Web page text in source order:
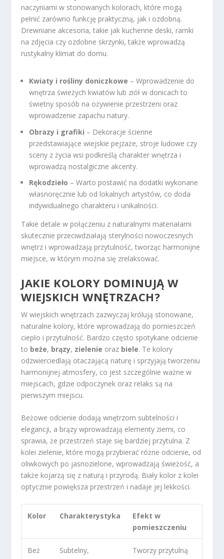
naczyniami w stonowanych kolorach, które mogą
pełnić zarówno funkcję praktyczną, jak i ozdobną.
Drewniane akcesoria, takie jak kuchenne deski, ramki
na zdjęcia czy ozdobne skrzynki, także wprowadzą
rustykalny klimat do domu.
Kwiaty i rośliny doniczkowe – Wprowadzenie do
wnętrza świeżych kwiatów lub ziół w donicach to
świetny sposób na ożywienie przestrzeni oraz
wprowadzenie zapachu natury.
Obrazy i grafiki – Dekoracje ścienne
przedstawiające wiejskie pejzaże, stroje ludowe czy
sceny z życia wsi podkreślą charakter wnętrza i
wprowadzą nostalgiczne akcenty.
Rękodzieło – Warto postawić na dodatki wykonane
własnoręcznie lub od lokalnych artystów, co doda
indywidualnego charakteru i unikalności.
Takie detale w połączeniu z naturalnymi materiałami
skutecznie przeciwdziałają sterylności nowoczesnych
wnętrz i wprowadzają przytulność, tworząc harmonijne
miejsce, w którym można się zrelaksować.
JAKIE KOLORY DOMINUJĄ W
WIEJSKICH WNĘTRZACH?
W wiejskich wnętrzach zazwyczaj królują stonowane,
naturalne kolory, które wprowadzają do pomieszczeń
ciepło i przytulność. Bardzo często spotykane odcienie
to beże, brązy, zielenie oraz biele. Te kolory
odzwierciedlają otaczającą naturę i sprzyjają tworzeniu
harmonijnej atmosfery, co jest szczególnie ważne w
miejscach, gdzie odpoczynek oraz relaks są na
pierwszym miejscu.
Beżowe odcienie dodają wnętrzom subtelności i
elegancji, a brązy wprowadzają elementy ziemi, co
sprawia, że przestrzeń staje się bardziej przytulna. Z
kolei zielenie, które mogą przybierać różne odcienie, od
oliwkowych po jasnozielone, wprowadzają świeżość, a
także kojarzą się z naturą i przyrodą. Biały kolor z kolei
optycznie powiększa przestrzeń i nadaje jej lekkości.
Kolor Charakterystyka
Efekt w
pomieszczeniu
Beż
Subtelny,
Tworzy przytulną